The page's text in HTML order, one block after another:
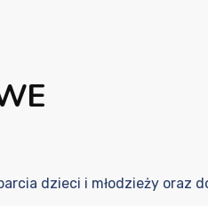
dzieci i młodzieży oraz